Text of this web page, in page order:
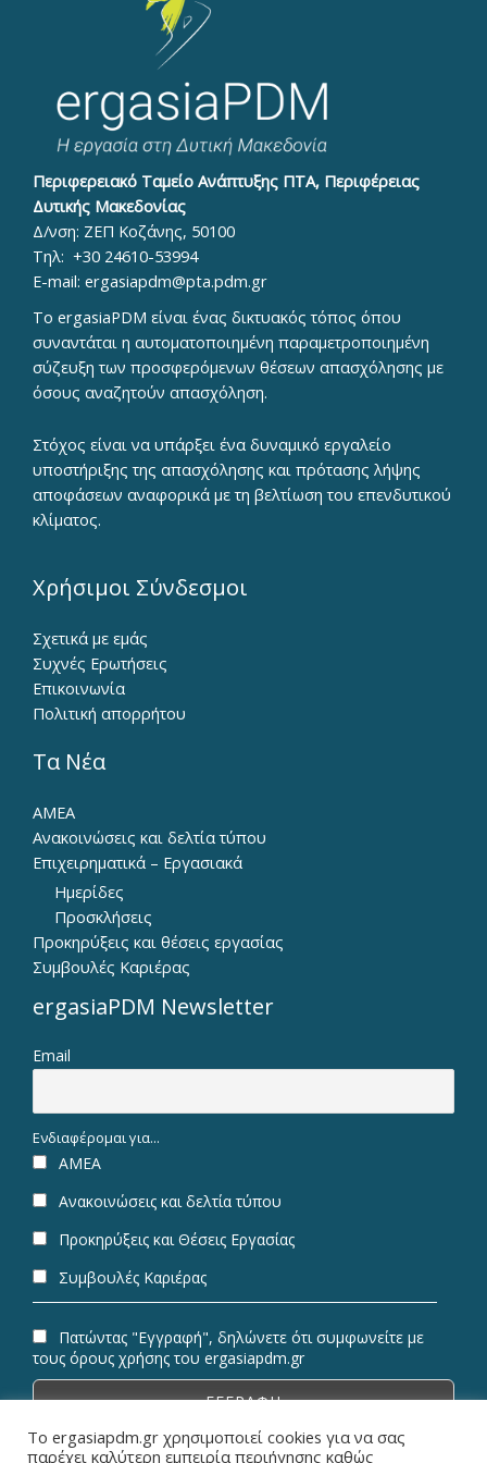
Περιφερειακό Ταμείο Ανάπτυξης ΠΤΑ, Περιφέρειας
Δυτικής Μακεδονίας
Δ/νση: ΖΕΠ Κοζάνης, 50100
Τηλ: +30 24610-53994
E-mail: ergasiapdm@pta.pdm.gr
To ergasiaPDM είναι ένας δικτυακός τόπος όπου
συναντάται η αυτοματοποιημένη παραμετροποιημένη
σύζευξη των προσφερόμενων θέσεων απασχόλησης με
όσους αναζητούν απασχόληση.
Στόχος είναι να υπάρξει ένα δυναμικό εργαλείο
υποστήριξης της απασχόλησης και πρότασης λήψης
αποφάσεων αναφορικά με τη βελτίωση του επενδυτικού
κλίματος.
Χρήσιμοι Σύνδεσμοι
Σχετικά με εμάς
Συχνές Ερωτήσεις
Επικοινωνία
Πολιτική απορρήτου
Τα Νέα
ΑΜΕΑ
Ανακοινώσεις και δελτία τύπου
Επιχειρηματικά – Εργασιακά
Ημερίδες
Προσκλήσεις
Προκηρύξεις και θέσεις εργασίας
Συμβουλές Καριέρας
ergasiaPDM Newsletter
Email
Ενδιαφέρομαι για...
ΑΜΕΑ
Ανακοινώσεις και δελτία τύπου
Προκηρύξεις και Θέσεις Εργασίας
Συμβουλές Καριέρας
Πατώντας "Εγγραφή", δηλώνετε ότι συμφωνείτε με
τους όρους χρήσης του ergasiapdm.gr
Το ergasiapdm.gr χρησιμοποιεί cookies για να σας
παρέχει καλύτερη εμπειρία περιήγησης καθώς